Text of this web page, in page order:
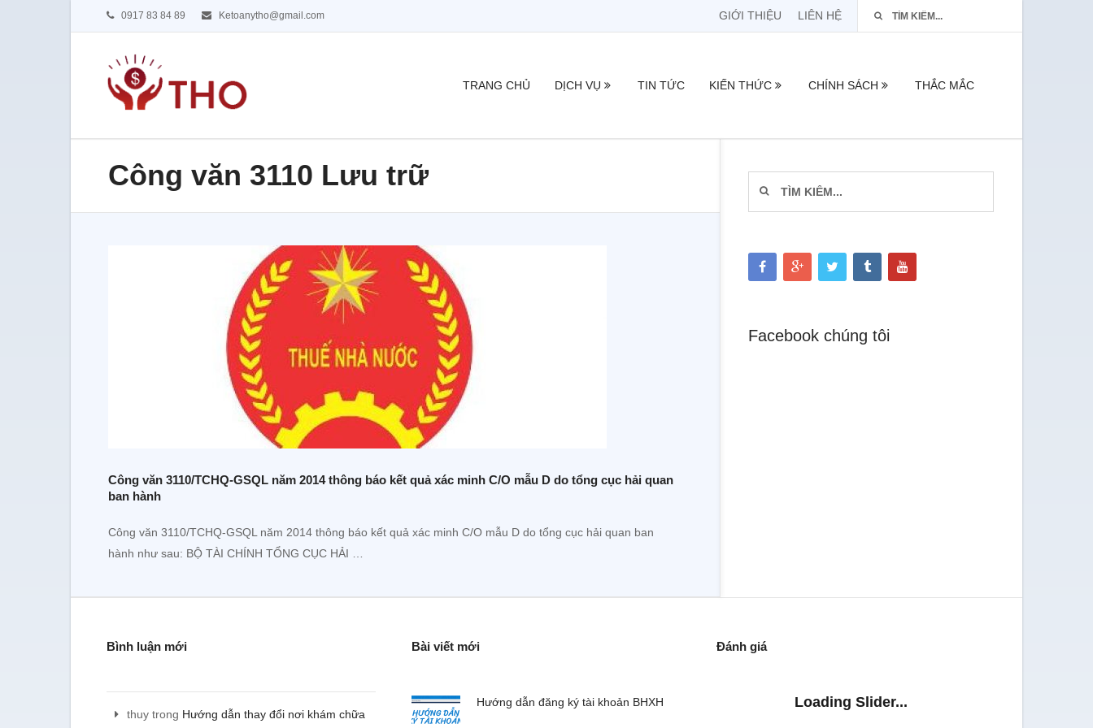
0917 83 84 89 Ketoanytho@gmail.com GIỚI THIỆU LIÊN HỆ
TRANG CHỦ DỊCH VỤ TIN TỨC KIẾN THỨC CHÍNH SÁCH THẮC MẮC
Công văn 3110 Lưu trữ
Công văn 3110/TCHQ-GSQL năm 2014 thông báo kết quả xác minh C/O mẫu D do tổng cục hải quan
ban hành
Công văn 3110/TCHQ-GSQL năm 2014 thông báo kết quả xác minh C/O mẫu D do tổng cục hải quan ban
hành như sau: BỘ TÀI CHÍNH TỔNG CỤC HẢI …
Facebook chúng tôi
Bình luận mới
thuytrong Hướng dẫn thay đổi nơi khám chữa
Bài viết mới
Hướng dẫn đăng ký tài khoản BHXH
Đánh giá